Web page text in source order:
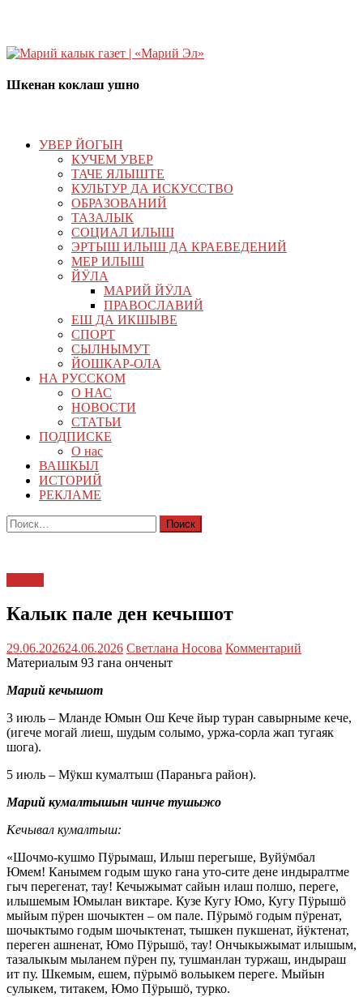
Шкенан коклаш ушно
УВЕР ЙОГЫН
КУЧЕМ УВЕР
ТАЧЕ ЯЛЫШТЕ
КУЛЬТУР ДА ИСКУССТВО
ОБРАЗОВАНИЙ
ТАЗАЛЫК
СОЦИАЛ ИЛЫШ
ЭРТЫШ ИЛЫШ ДА КРАЕВЕДЕНИЙ
МЕР ИЛЫШ
ЙӰЛА
МАРИЙ ЙӰЛА
ПРАВОСЛАВИЙ
ЕШ ДА ИКШЫВЕ
СПОРТ
СЫЛНЫМУТ
ЙОШКАР-ОЛА
НА РУССКОМ
О НАС
НОВОСТИ
СТАТЬИ
ПОДПИСКЕ
О нас
ВАШКЫЛ
ИСТОРИЙ
РЕКЛАМЕ
Найти:
Калык пале ден кечышот
29.06.202624.06.2026 Светлана Носова Комментарий
Материалым 93 гана онченыт
Марий кечышот
3 июль – Мланде Юмын Ош Кече йыр туран савырныме кече,
(игече могай лиеш, шудым солымо, уржа-сорла жап тугаяк
шога).
5 июль – Мӱкш кумалтыш (Параньга район).
Марий кумалтышын чинче тушыжо
Кечывал кумалтыш:
«Шочмо-кушмо Пӱрымаш, Илыш перегыше, Вуйӱмбал
Юмем! Канымем годым шуко гана уто-сите дене индыралтме
гыч перегенат, тау! Кечыжымат сайын илаш полшо, переге,
илышемым Юмылан виктаре. Кузе Кугу Юмо, Кугу Пӱрышӧ
мыйым пӱрен шочыктен – ом пале. Пӱрымӧ годым пӱренат,
шочыктымо годым шочыктенат, тышкен пукшенат, йӱктенат,
переген ашненат, Юмо Пӱрышӧ, тау! Ончыкыжымат илышым,
тазалыкым мыланем пӱрен пу, тушманлан туржаш, индыраш
ит пу. Шкемым, ешем, пӱрымӧ вольыкем переге. Мыйын
сулыкем, титакем, Юмо Пӱрышӧ, турко.